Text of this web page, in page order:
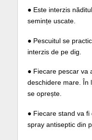
● Este interzis
semințe uscate.
● Pescuitul se
interzis de pe dig.
● Fiecare pescar va
deschidere mare. În
se oprește.
● Fiecare stand va
spray antiseptic din